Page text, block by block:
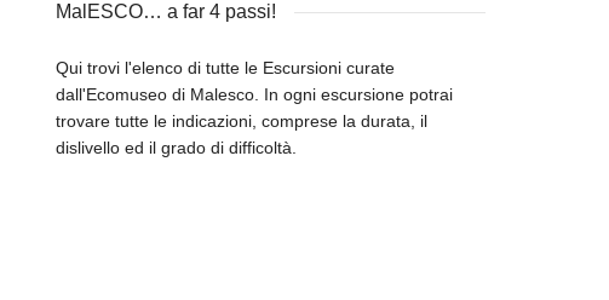
MalESCO… a far 4 passi!
Qui trovi l'elenco di tutte le Escursioni curate
dall'Ecomuseo di Malesco. In ogni escursione potrai
trovare tutte le indicazioni, comprese la durata, il
dislivello ed il grado di difficoltà.